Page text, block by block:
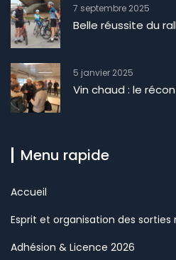
7 septembre 2025
Belle réussite du
5 janvier 2025
Vin chaud : le
Menu rapide
Accueil
Esprit et organisation des sorties
Adhésion & Licence 2026